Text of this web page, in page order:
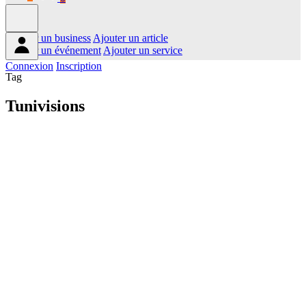
Ajouter un business Ajouter un article
Ajouter un événement Ajouter un service
Connexion Inscription
Tag
Tunivisions